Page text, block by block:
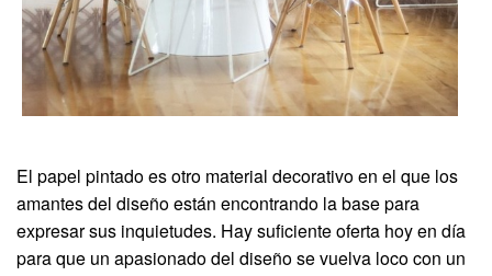
El papel pintado es otro material decorativo en el que los
amantes del diseño están encontrando la base para
expresar sus inquietudes. Hay suficiente oferta hoy en día
para que un apasionado del diseño se vuelva loco con un